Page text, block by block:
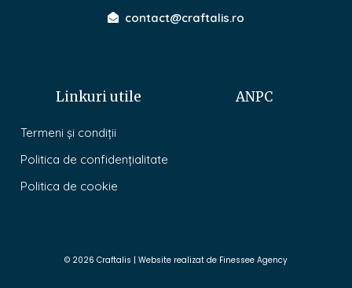
contact@craftalis.ro
Linkuri utile
Termeni și condiții
Politica de confidențialitate
Politica de cookie
ANPC
© 2026 Craftalis | Website realizat de Finessee Agency